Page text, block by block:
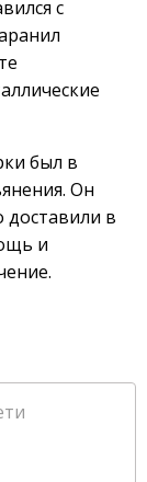
с
был в
Он
доставили в
и